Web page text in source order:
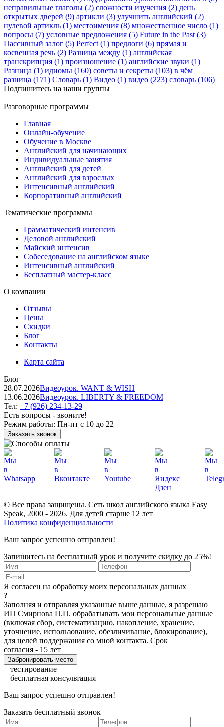
неправильные глаголы (2) сложности изучения (2) день
открытых дверей (9) артикли (3) улучшить английский (2)
нулевой артикль (1) местоимения (8) множественное число (1)
вопросы (7) условные предложения (5) Future in the Past (3)
Пассивный залог (5) Perfect (1) предлоги (6) прямая и
косвенная речь (2) Разница между (1) английская
транскрипция (1) произношение (1) английские звуки (1)
Разница (1) идиомы (160) советы и секреты (103) в чём
разница (171) Словарь (1) Видео (1) видео (223) словарь (106)
Подпишитесь на наши группы
Разговорные программы
Главная
Онлайн-обучение
Обучение в Москве
Английский для начинающих
Индивидуальные занятия
Английский для детей
Английский для взрослых
Интенсивный английский
Корпоративный английский
Тематические программы
Грамматический интенсив
Деловой английский
Майский интенсив
Собеседование на английском языке
Интенсивный английский
Бесплатный мастер-класс
О компании
Отзывы
Цены
Скидки
Блог
Контакты
Карта сайта
Блог
28.07.2026Видеоурок. WANT & WISH
13.06.2026Видеоурок. LIBERTY & FREEDOM
Тел: +7 (926) 234-13-29
Есть вопросы - звоните!
Режим работы: Пн-пт с 10 до 22
Заказать звонок
© Все права защищены. Сеть школ английского языка Easy
Speak, 2000 - 2026. Для детей старше 12 лет
Политика конфиденциальности
Ваш запрос успешно отправлен!
Запишитесь на бесплатный урок и получите скидку до 25%!
Я согласен на обработку моих персональных данных
?
Заполняя и отправляя указанные выше данные, я разрешаю
ИП Смирнова П.П. обрабатывать мои персональные данные
(включая сбор, систематизацию, накопление, хранение,
уточнение, использование, обезличивание, блокирование),
для целей поддержания со мной контакта. Срок
согласия - 15 лет
+ тестирование
+ бесплатная консультация
Ваш запрос успешно отправлен!
Заказать бесплатный звонок